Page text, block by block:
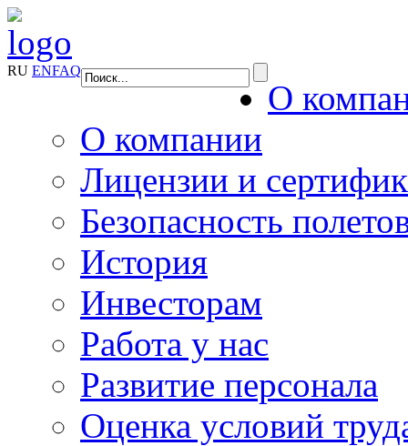
RU ENFAQ
О
О компании
Лицензии и
Безопасность
История
Инвесторам
Работа у нас
Развитие персонала
Оценка условий